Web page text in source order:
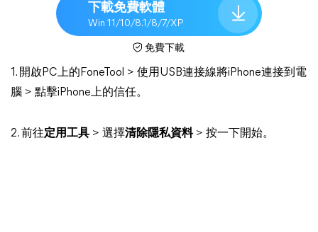
下載免費軟體
Win 11/10/8.1/8/7/XP
免費下載
1. 開啟PC上的FoneTool > 使用USB連接線將iPhone連接到電
腦 > 點擊iPhone上的信任。
2. 前往定用工具 > 選擇清除隱私資料> 按一下開始。